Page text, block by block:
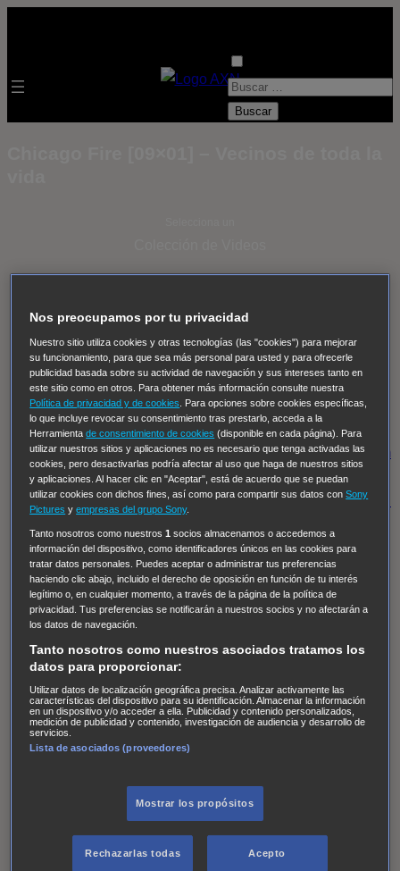
B
Thomas, el ojo del FBI Pan Am Dawson crece
Insomnia El Guardián The Blacklist Cinco en familia
Hudson & Rex Diez libras y un sueño Mr Loverman
Regreso al futuro III NUEVE CUERPOS Los últimos
caballeros Tormenta infinita Sing Street Cobra Kai
Tom
y Lola High Country Los casos de Susan Ryeland:
Moonflower Murders Twisted Metal Mentes Criminales:
Hailey Dean Without Sin: Libre de Culpa Morbius
NCIS: Nueva Orleans
Pandora En fuera de juego
The Shield: Al margen de la ley Duplicated Preacher
The Killing Kind
Chicago Fire Monarch Circuito cerradoAlert: Unidad
de personas desaparecidas
Ladrón de guante blanco Hannibal Daños y Perjuicios
AXN Masters of Sex Three PinesAccused CarterAlice
Nevers Crossing Lines
Magpie Murders Blindspot Coyote
Noche Wild Bill Mentes Criminales Candice Renoir
Annika
Nos preocupamos por tu privacidad
Nuestro sitio utiliza cookies y otras tecnologías (las "cookies") para mejorar
su funcionamiento, para que sea más personal para usted y para ofrecerle
publicidad basada sobre su actividad de navegación y sus intereses tanto en
este sitio como en otros. Para obtener más información consulte nuestra
Política de privacidad y de cookies
. Para opciones sobre cookies específicas,
lo que incluye revocar su consentimiento tras prestarlo, acceda a la
Herramientade consentimiento de cookies (disponible en cada página). Para
utilizar nuestros sitios y aplicaciones no es necesario que tenga activadas las
cookies, pero desactivarlas podría afectar al uso que haga de nuestros sitios
y aplicaciones. Al hacer clic en "Aceptar", está de acuerdo que se puedan
utilizar cookies con dichos fines, así como para compartir sus datos conSony
Pictures yempresas del grupo Sony.
Tanto nosotros como nuestros1 socios almacenamos o accedemos a
información del dispositivo, como identificadores únicos en las cookies para
tratar datos personales. Puedes aceptar o administrar tus preferencias
haciendo clic abajo, incluido el derecho de oposición en función de tu interés
legítimo o, en cualquier momento, a través de la página de la política de
privacidad. Tus preferencias se notificarán a nuestros socios y no afectarán a
los datos de navegación.
Tanto nosotros como nuestros asociados tratamos los
datos para proporcionar:
Utilizar datos de localización geográfica precisa. Analizar activamente las
características del dispositivo para su identificación. Almacenar la información
en un dispositivo y/o acceder a ella. Publicidad y contenido personalizados,
medición de publicidad y contenido, investigación de audiencia y desarrollo de
servicios.
Lista de asociados (proveedores)
Mostrar los propósitos
Rechazarlas todas Acepto